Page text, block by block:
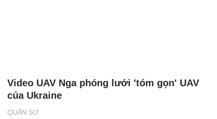
QUÂN SỰ
Video UAV Nga phóng lưới 'tóm gọn' UAV
của Ukraine